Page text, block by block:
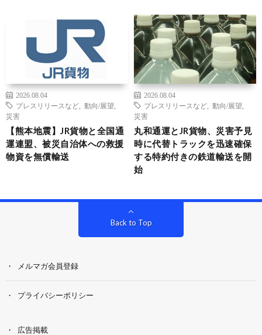
2026.08.04
プレスリリースなど
動向/展望
災害
【熊本地震】JR貨物と全国通
運連盟、被災自治体への救援
物資を無償輸送
2026.08.04
プレスリリースなど
動向/展望
災害
丸和通運とJR貨物、災害予見
時に代替トラックを迅速確保
する特約付きの鉄道輸送を開
始
Back to Top
メルマガ会員登録
プライバシーポリシー
広告掲載